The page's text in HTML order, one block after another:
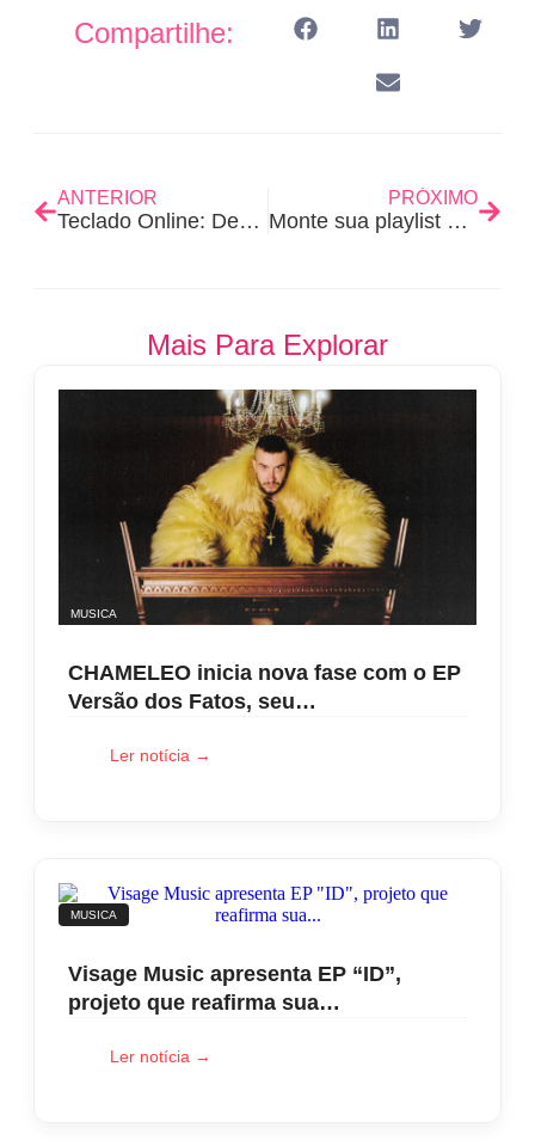
Compartilhe:
ANTERIOR
Teclado Online: Descubra as Vantagens e Como Utilizar Corret…
PRÓXIMO
Monte sua playlist de Natal: dicas imperdíveis!
Mais Para Explorar
MUSICA
CHAMELEO inicia nova fase com o EP
Versão dos Fatos, seu…
Ler notícia →
MUSICA
Visage Music apresenta EP “ID”,
projeto que reafirma sua…
Ler notícia →